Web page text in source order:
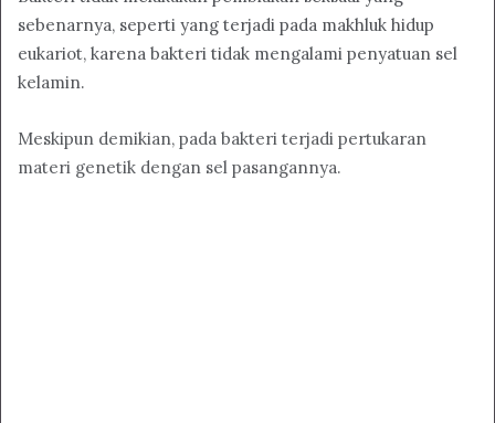
sebenarnya, seperti yang terjadi pada makhluk hidup
eukariot, karena bakteri tidak mengalami penyatuan sel
kelamin.
Meskipun demikian, pada bakteri terjadi pertukaran
materi genetik dengan sel pasangannya.